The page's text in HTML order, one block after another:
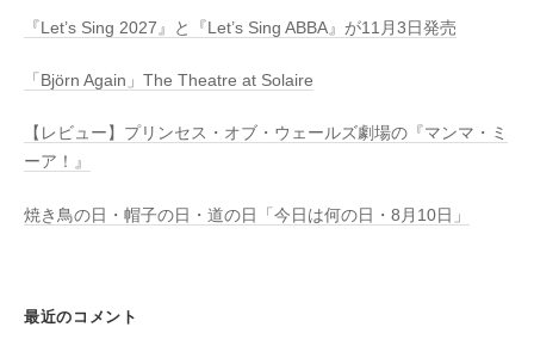
『Let’s Sing 2027』と『Let’s Sing ABBA』が11月3日発売
「Björn Again」The Theatre at Solaire
【レビュー】プリンセス・オブ・ウェールズ劇場の『マンマ・ミ
ーア！』
焼き鳥の日・帽子の日・道の日「今日は何の日・8月10日」
最近のコメント